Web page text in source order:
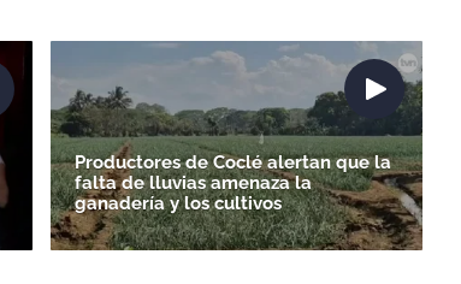
Productores de Coclé alertan que la
falta de lluvias amenaza la
ganadería y los cultivos